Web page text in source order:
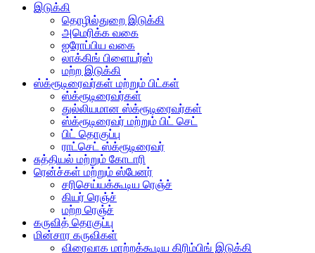
இடுக்கி
தொழில்துறை இடுக்கி
அமெரிக்க வகை
ஐரோப்பிய வகை
லாக்கிங் பிளையர்ஸ்
மற்ற இடுக்கி
ஸ்க்ரூடிரைவர்கள் மற்றும் பிட்கள்
ஸ்க்ரூடிரைவர்கள்
துல்லியமான ஸ்க்ரூடிரைவர்கள்
ஸ்க்ரூடிரைவர் மற்றும் பிட் செட்
பிட் தொகுப்பு
ராட்செட் ஸ்க்ரூடிரைவர்
சுத்தியல் மற்றும் கோடாரி
ரென்ச்கள் மற்றும் ஸ்பேனர்
சரிசெய்யக்கூடிய ரெஞ்ச்
கியர் ரெஞ்ச்
மற்ற ரெஞ்ச்
கருவித் தொகுப்பு
மின்சார கருவிகள்
விரைவாக மாற்றக்கூடிய கிரிம்பிங் இடுக்கி